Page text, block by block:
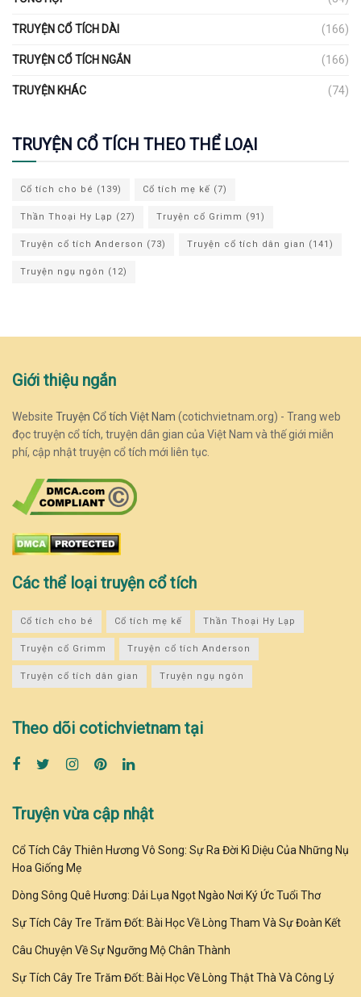
TRUYỆN CỔ TÍCH DÀI (166)
TRUYỆN CỔ TÍCH NGẮN (166)
TRUYỆN KHÁC (74)
TRUYỆN CỔ TÍCH THEO THỂ LOẠI
Cổ tích cho bé (139) Cổ tích mẹ kế (7)
Thần Thoại Hy Lạp (27) Truyện cổ Grimm (91)
Truyện cổ tích Anderson (73) Truyện cổ tích dân gian (141)
Truyện ngụ ngôn (12)
Giới thiệu ngắn
Website Truyện Cổ tích Việt Nam (cotichvietnam.org) - Trang web
đọc truyện cổ tích, truyện dân gian của Việt Nam và thế giới miễn
phí, cập nhật truyện cổ tích mới liên tục.
Các thể loại truyện cổ tích
Cổ tích cho bé Cổ tích mẹ kế Thần Thoại Hy Lạp
Truyện cổ Grimm Truyện cổ tích Anderson
Truyện cổ tích dân gian Truyện ngụ ngôn
Theo dõi cotichvietnam tại
Truyện vừa cập nhật
Cổ Tích Cây Thiên Hương Vô Song: Sự Ra Đời Kì Diệu Của Những Nụ
Hoa Giống Mẹ
Dòng Sông Quê Hương: Dải Lụa Ngọt Ngào Nơi Ký Ức Tuổi Thơ
Sự Tích Cây Tre Trăm Đốt: Bài Học Về Lòng Tham Và Sự Đoàn Kết
Câu Chuyện Về Sự Ngưỡng Mộ Chân Thành
Sự Tích Cây Tre Trăm Đốt: Bài Học Về Lòng Thật Thà Và Công Lý